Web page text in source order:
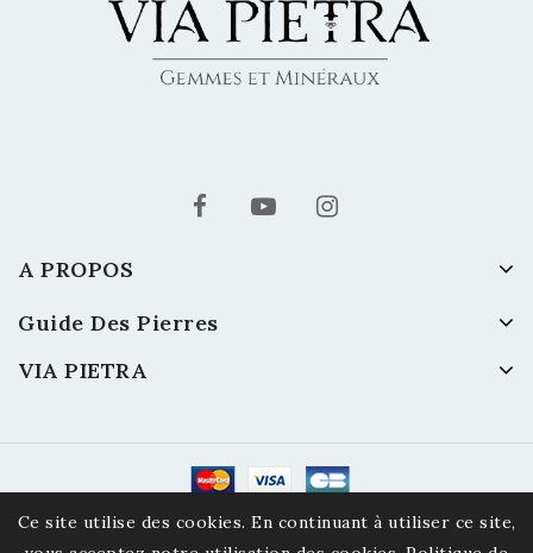
A PROPOS
Guide Des Pierres
VIA PIETRA
Ce site utilise des cookies. En continuant à utiliser ce site,
© 2026 Via Pietra - Gemmes et Minéraux